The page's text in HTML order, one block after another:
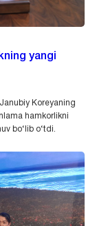
yangi
Koreyaning
hamkorlikni
bo‘lib o‘tdi.